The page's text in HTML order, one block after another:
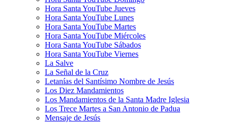
Hora Santa YouTube Jueves
Hora Santa YouTube Lunes
Hora Santa YouTube Martes
Hora Santa YouTube Miércoles
Hora Santa YouTube Sábados
Hora Santa YouTube Viernes
La Salve
La Señal de la Cruz
Letanías del Santísimo Nombre de Jesús
Los Diez Mandamientos
Los Mandamientos de la Santa Madre Iglesia
Los Trece Martes a San Antonio de Padua
Mensaje de Jesús